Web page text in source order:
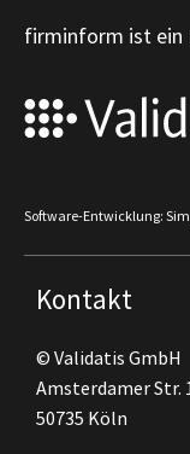
firminform ist ein
Software-Entwicklung:
Kontakt
© Validatis GmbH
Amsterdamer Str.
50735 Köln